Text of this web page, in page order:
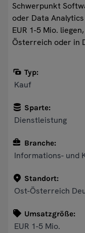
Schwerpunkt
oder Data
EUR 1-5 Mio.
Österreich oder in
Typ:
Kauf
Sparte:
Dienstleistung
Branche:
Informations- und
Standort:
Ost-Österreich
Umsatzgröße:
EUR 1-5 Mio.